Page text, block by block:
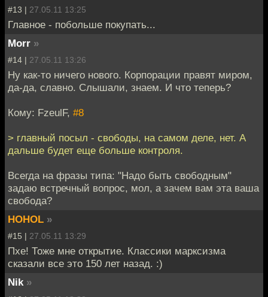
#13 | 27.05.11 13:25
Главное - побольше покупать...
Morr »
#14 | 27.05.11 13:26
Ну как-то ничего нового. Корпорации правят миром,
да-да, славно. Слышали, знаем. И что теперь?
Кому: FzeulF, #8
> главный посыл - свободы, на самом деле, нет. А
дальше будет еще больше контроля.
Всегда на фразы типа: "Надо быть свободным"
задаю встречный вопрос, мол, а зачем вам эта ваша
свобода?
HOHOL »
#15 | 27.05.11 13:29
Пхе! Тоже мне открытие. Классики марксизма
сказали все это 150 лет назад. :)
Nik »